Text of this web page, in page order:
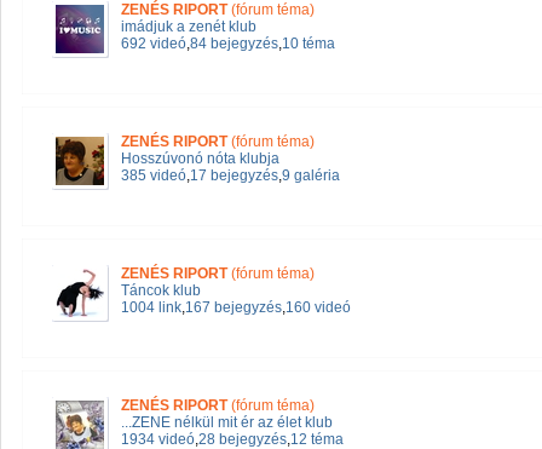
ZENÉS RIPORT(fórum téma)
imádjuk a zenét klub
692 videó,84 bejegyzés,10 téma
ZENÉS RIPORT(fórum téma)
Hosszúvonó nóta klubja
385 videó,17 bejegyzés,9 galéria
ZENÉS RIPORT(fórum téma)
Táncok klub
1004 link,167 bejegyzés,160 videó
ZENÉS RIPORT(fórum téma)
...ZENE nélkül mit ér az élet klub
1934 videó,28 bejegyzés,12 téma